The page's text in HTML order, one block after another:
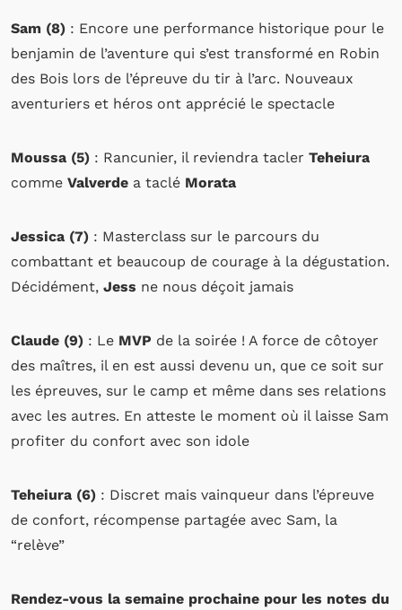
Sam (8) : Encore une performance historique pour le
benjamin de l’aventure qui s’est transformé en Robin
des Bois lors de l’épreuve du tir à l’arc. Nouveaux
aventuriers et héros ont apprécié le spectacle
Moussa (5) : Rancunier, il reviendra tacler Teheiura
comme Valverde a taclé Morata
Jessica (7) : Masterclass sur le parcours du
combattant et beaucoup de courage à la dégustation.
Décidément, Jess ne nous déçoit jamais
Claude (9) : Le MVP de la soirée ! A force de côtoyer
des maîtres, il en est aussi devenu un, que ce soit sur
les épreuves, sur le camp et même dans ses relations
avec les autres. En atteste le moment où il laisse Sam
profiter du confort avec son idole
Teheiura (6) : Discret mais vainqueur dans l’épreuve
de confort, récompense partagée avec Sam, la
“relève”
Rendez-vous la semaine prochaine pour les notes du